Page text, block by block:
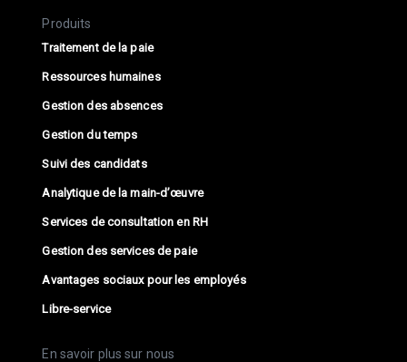
Produits
Traitement de la paie
Ressources humaines
Gestion des absences
Gestion du temps
Suivi des candidats
Analytique de la main-d’œuvre
Services de consultation en RH
Gestion des services de paie
Avantages sociaux pour les employés
Libre-service
En savoir plus sur nous